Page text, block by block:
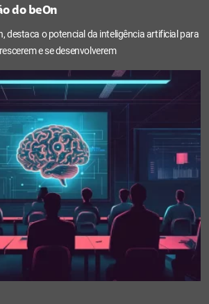
do beOn
destaca o potencial da inteligência artificial para
e se desenvolverem